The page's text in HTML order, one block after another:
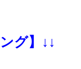
グ】↓↓